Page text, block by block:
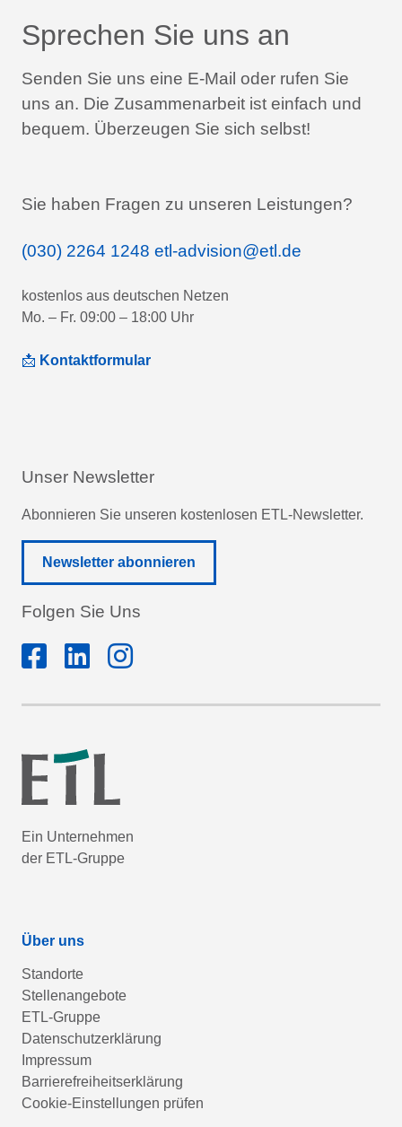
Sprechen Sie uns an
Senden Sie uns eine E-Mail oder rufen Sie
uns an. Die Zusammenarbeit ist einfach und
bequem. Überzeugen Sie sich selbst!
Sie haben Fragen zu unseren Leistungen?
(030) 2264 1248 etl-advision@etl.de
kostenlos aus deutschen Netzen
Mo. – Fr. 09:00 – 18:00 Uhr
📩 Kontaktformular
Unser Newsletter
Abonnieren Sie unseren kostenlosen ETL-Newsletter.
Newsletter abonnieren
Folgen Sie Uns
Ein Unternehmen
der ETL-Gruppe
Über uns
Standorte
Stellenangebote
ETL-Gruppe
Datenschutzerklärung
Impressum
Barrierefreiheitserklärung
Cookie-Einstellungen prüfen